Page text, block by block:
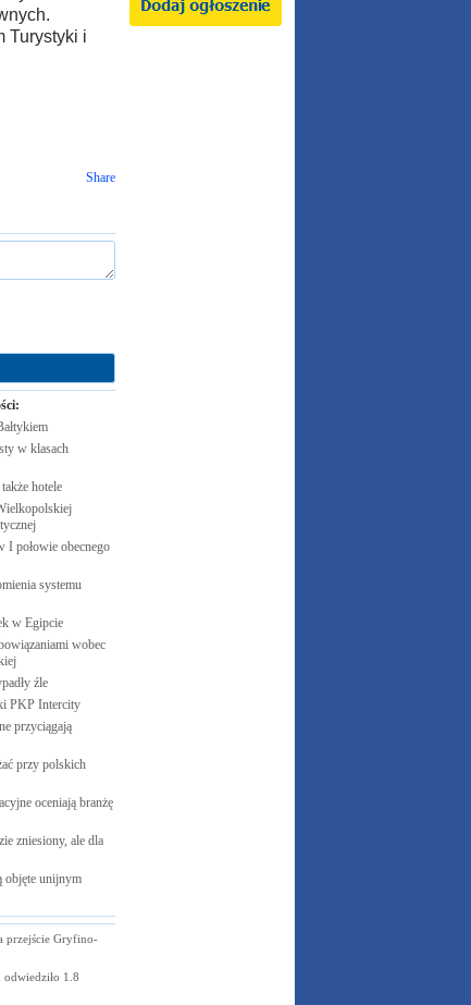
Turystyki i
Share
w klasach
hotele
I połowie obecnego
systemu
w Egipcie
wobec
źle
PKP Intercity
przyciągają
przy polskich
oceniają branżę
zniesiony, ale dla
objęte unijnym
przejście Gryfino-
1.8